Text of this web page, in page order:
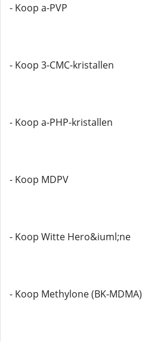
- Koop a-PVP
- Koop 3-CMC-kristallen
- Koop a-PHP-kristallen
- Koop MDPV
- Koop Witte Hero&iuml;ne
- Koop Methylone (BK-MDMA)